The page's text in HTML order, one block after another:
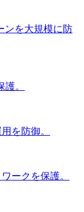
ンを大規模に防
。
を防御。
ークを保護。